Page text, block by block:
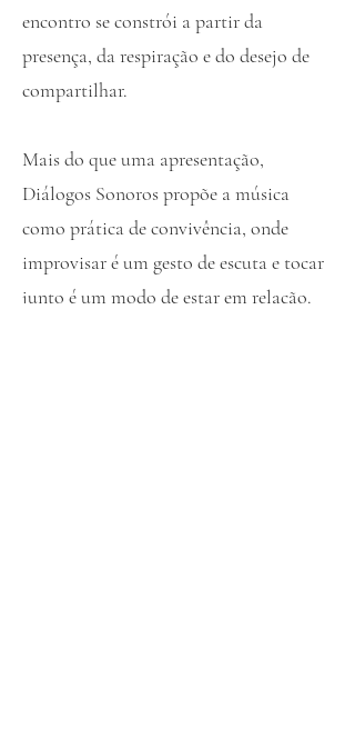
encontro se constrói a partir da
presença, da respiração e do desejo de
compartilhar.
Mais do que uma apresentação,
Diálogos Sonoros propõe a música
como prática de convivência, onde
improvisar é um gesto de escuta e tocar
junto é um modo de estar em relação.